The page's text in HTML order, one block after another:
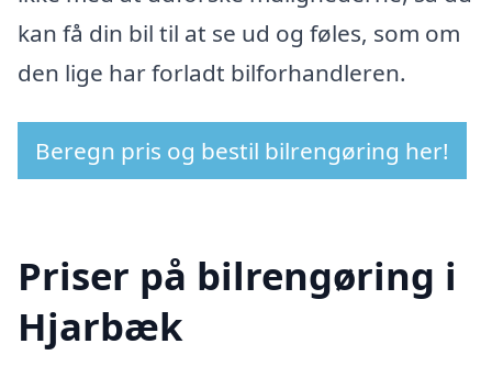
kan få din bil til at se ud og føles, som om
den lige har forladt bilforhandleren.
Beregn pris og bestil bilrengøring her!
Priser på bilrengøring i
Hjarbæk